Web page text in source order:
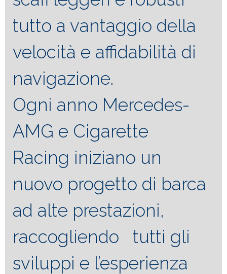
tutto a vantaggio della
velocità e affidabilità di
navigazione.
Ogni anno Mercedes-
AMG e Cigarette
Racing iniziano un
nuovo progetto di barca
ad alte prestazioni,
raccogliendo tutti gli
sviluppi e l’esperienza